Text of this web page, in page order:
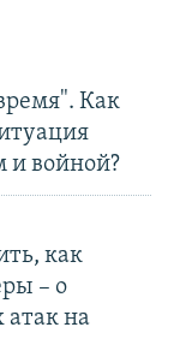
Как
войной?
как
– о
атак на